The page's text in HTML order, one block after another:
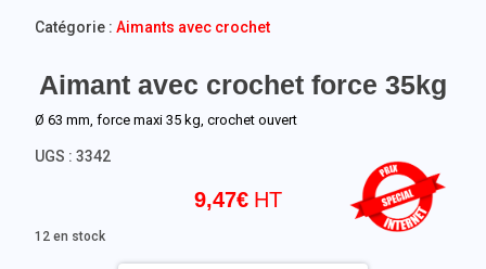
Aimant avec crochet force 35kg
9,47€
Ø 63 mm, force maxi 35 kg, crochet ouvert
12 en stock
UGS :3342
Catégorie :Aimants avec crochet